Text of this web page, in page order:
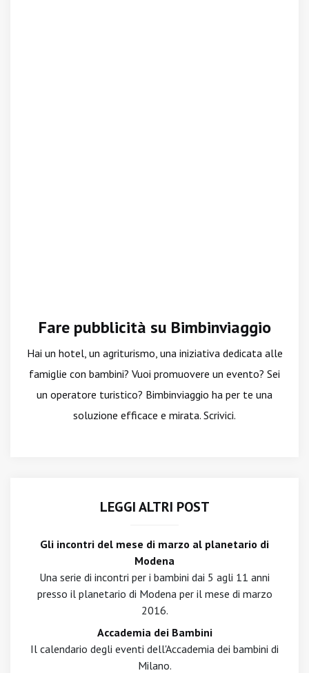
Fare pubblicità su Bimbinviaggio
Hai un hotel, un agriturismo, una iniziativa dedicata alle
famiglie con bambini? Vuoi promuovere un evento? Sei
un operatore turistico? Bimbinviaggio ha per te una
soluzione efficace e mirata. Scrivici.
LEGGI ALTRI POST
Gli incontri del mese di marzo al planetario di
Modena
Una serie di incontri per i bambini dai 5 agli 11 anni
presso il planetario di Modena per il mese di marzo
2016.
Accademia dei Bambini
Il calendario degli eventi dell'Accademia dei bambini di
Milano.